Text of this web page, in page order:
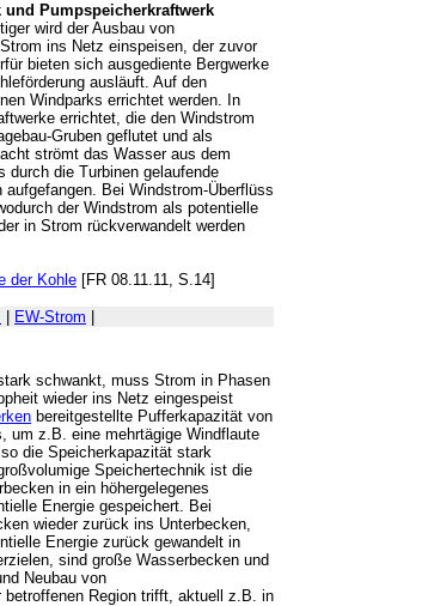
Pumpspeicherkraftwerk
wird der Ausbau von
ins Netz einspeisen, der zuvor
bieten sich ausgediente Bergwerke
ausläuft. Auf den
Windparks errichtet werden. In
errichtet, die den Windstrom
Gruben geflutet und als
strömt das Wasser aus dem
durch die Turbinen gelaufende
Bei Windstrom-Überflüss
der Windstrom als potentielle
in Strom rückverwandelt werden
der Kohle [FR 08.11.11, S.14]
EW-Strom
schwankt, muss Strom in Phasen
wieder ins Netz eingespeist
bereitgestellte Pufferkapazität von
um z.B. eine mehrtägige Windflaute
die Speicherkapazität stark
Speichertechnik ist die
in ein höhergelegenes
Energie gespeichert. Bei
wieder zurück ins Unterbecken,
Energie zurück gewandelt in
sind große Wasserbecken und
Neubau von
betroffenen Region trifft, aktuell z.B. in